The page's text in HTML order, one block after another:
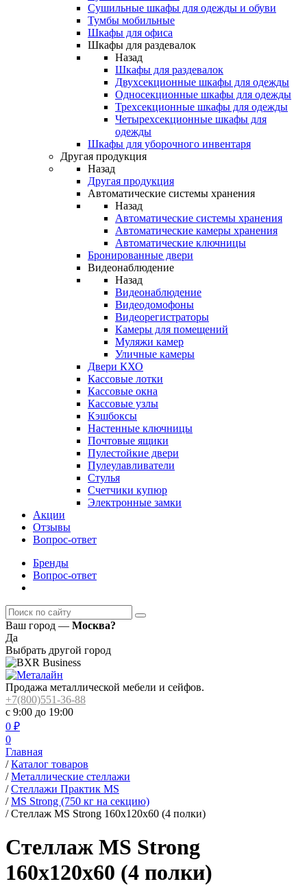
Сушильные шкафы для одежды и обуви
Тумбы мобильные
Шкафы для офиса
Шкафы для раздевалок
Назад
Шкафы для раздевалок
Двухсекционные шкафы для одежды
Односекционные шкафы для одежды
Трехсекционные шкафы для одежды
Четырехсекционные шкафы для
одежды
Шкафы для уборочного инвентаря
Другая продукция
Назад
Другая продукция
Автоматические системы хранения
Назад
Автоматические системы хранения
Автоматические камеры хранения
Автоматические ключницы
Бронированные двери
Видеонаблюдение
Назад
Видеонаблюдение
Видеодомофоны
Видеорегистраторы
Камеры для помещений
Муляжи камер
Уличные камеры
Двери КХО
Кассовые лотки
Кассовые окна
Кассовые узлы
Кэшбоксы
Настенные ключницы
Почтовые ящики
Пулестойкие двери
Пулеулавливатели
Стулья
Счетчики купюр
Электронные замки
Акции
Отзывы
Вопрос-ответ
Бренды
Вопрос-ответ
Ваш город — Москва?
Да
Выбрать другой город
Продажа металлической мебели и сейфов.
+7(800)551-36-88
с 9:00 до 19:00
0 ₽
0
Главная
/ Каталог товаров
/ Металлические стеллажи
/ Стеллажи Практик MS
/ MS Strong (750 кг на секцию)
/ Стеллаж MS Strong 160x120x60 (4 полки)
Стеллаж MS Strong
160x120x60 (4 полки)